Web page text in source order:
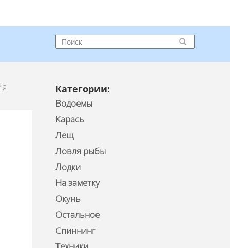
Категории:
Водоемы
Карась
Лещ
Ловля рыбы
Лодки
На заметку
Окунь
Остальное
Спиннинг